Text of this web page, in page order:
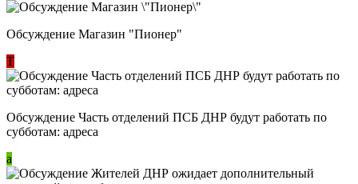
Обсуждение Магазин "Пионер"
Т
Обсуждение Часть отделений ПСБ ДНР будут работать по
субботам: адреса
a